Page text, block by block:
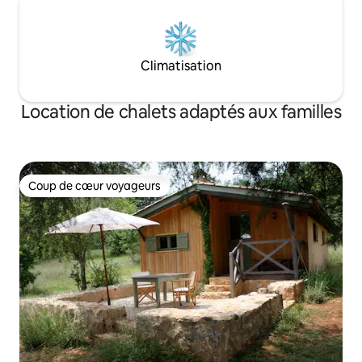
Climatisation
Location de chalets adaptés aux familles
Coup de cœur voyageurs
Coup de cœur voyageurs